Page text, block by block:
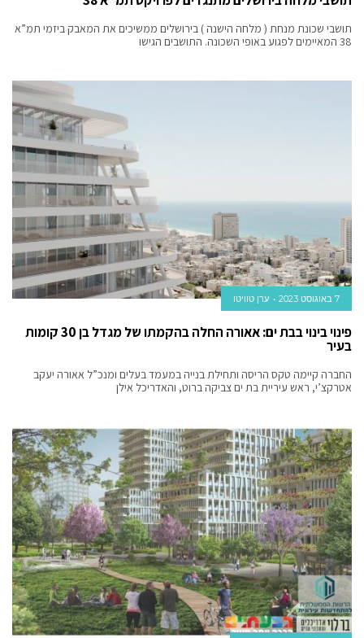
תושבי שכונת מנחת ( מלחה הישנה ) בירושלים ממשיכים את המאבק ביזמי תמ”א
38 המאיימים לפגוע באופי השכונה. התושבים הגישו
7 באוגוסט 2023 ערן טוויטו
פינוי בינוי בבת ים: אאורה החלה בהקמתו של מגדל בן 30 קומות
בעיר
החברה קיימה טקס הריסה ותחילת בנייה במעמד בעלים ומנכ”ל אאורה יעקב
אטרקצ’י, ראש עיריית בת ים צביקה ברוט, והאדריכל אילן